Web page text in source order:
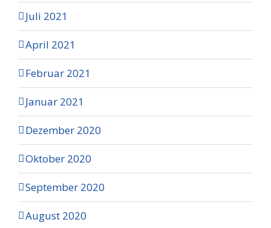
Juli 2021
April 2021
Februar 2021
Januar 2021
Dezember 2020
Oktober 2020
September 2020
August 2020